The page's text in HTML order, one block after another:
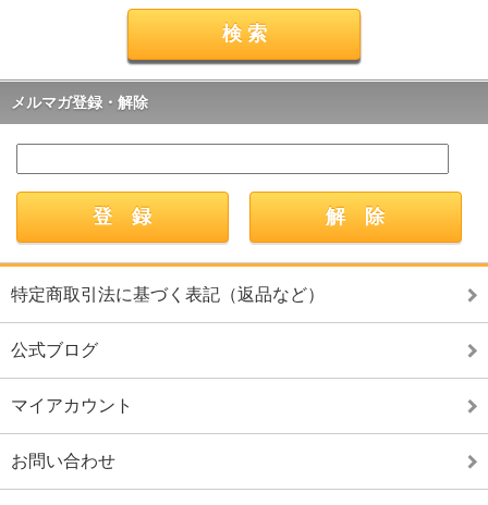
メルマガ登録・解除
特定商取引法に基づく表記（返品など）
公式ブログ
マイアカウント
お問い合わせ